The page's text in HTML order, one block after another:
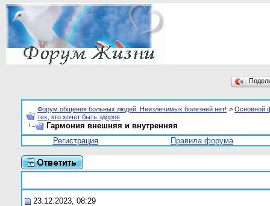
Форум общения больных людей. Неизлечимых болезней нет! > Основной
тех, кто хочет быть здоров
Гармония внешняя и внутренняя
Регистрация
Правила форума
23.12.2023, 08:29